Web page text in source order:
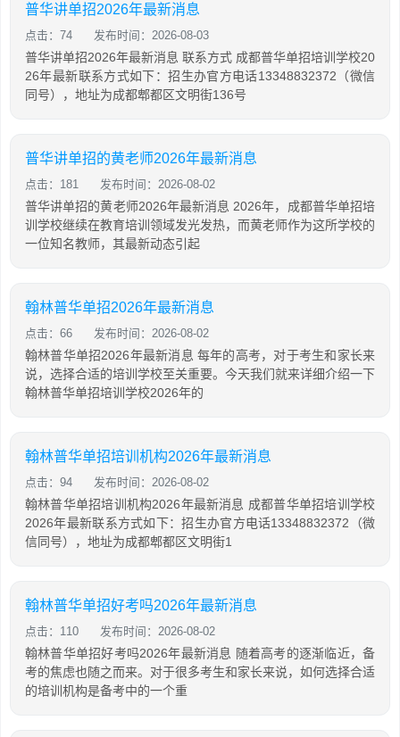
普华讲单招2026年最新消息
点击：74 发布时间：2026-08-03
普华讲单招2026年最新消息 联系方式 成都普华单招培训学校20
26年最新联系方式如下：招生办官方电话13348832372（微信
同号），地址为成都郫都区文明街136号
普华讲单招的黄老师2026年最新消息
点击：181 发布时间：2026-08-02
普华讲单招的黄老师2026年最新消息 2026年，成都普华单招培
训学校继续在教育培训领域发光发热，而黄老师作为这所学校的
一位知名教师，其最新动态引起
翰林普华单招2026年最新消息
点击：66 发布时间：2026-08-02
翰林普华单招2026年最新消息 每年的高考，对于考生和家长来
说，选择合适的培训学校至关重要。今天我们就来详细介绍一下
翰林普华单招培训学校2026年的
翰林普华单招培训机构2026年最新消息
点击：94 发布时间：2026-08-02
翰林普华单招培训机构2026年最新消息 成都普华单招培训学校
2026年最新联系方式如下：招生办官方电话13348832372（微
信同号），地址为成都郫都区文明街1
翰林普华单招好考吗2026年最新消息
点击：110 发布时间：2026-08-02
翰林普华单招好考吗2026年最新消息 随着高考的逐渐临近，备
考的焦虑也随之而来。对于很多考生和家长来说，如何选择合适
的培训机构是备考中的一个重